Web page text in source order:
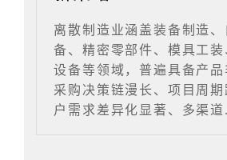
离散制造业涵盖装备制造、
备、精密零部件、模具工
设备等领域，普遍具备产品
采购决策链漫长、项目周
户需求差异化显著、多渠